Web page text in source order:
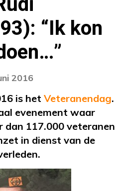
“Ik kon
2016
is het Veteranendag.
evenement waar
dan 117.000 veteranen
in dienst van de